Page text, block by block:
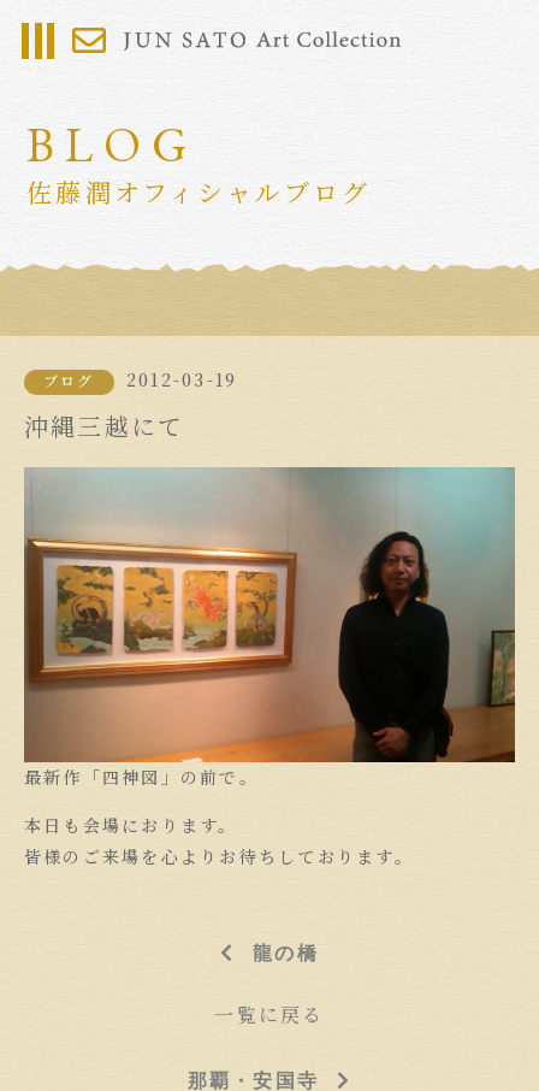
BLOG
佐藤潤オフィシャルブログ
ブログ 2012-03-19
沖縄三越にて
最新作「四神図」の前で。
本日も会場におります。
皆様のご来場を心よりお待ちしております。
龍の橋
一覧に戻る
那覇・安国寺